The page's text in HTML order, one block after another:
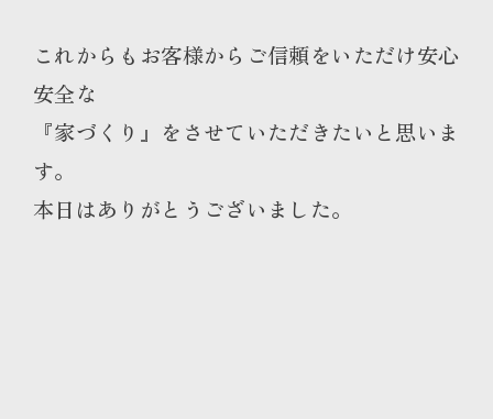
これからもお客様からご信頼をいただけ安心
安全な
『家づくり』をさせていただきたいと思いま
す。
本日はありがとうございました。